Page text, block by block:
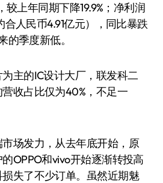
较上年同期下降19.9%；净利润
合人民币4.91亿元），同比暴跌
的季度新低。
主的IC设计大厂，联发科二
收占比仅为40%，不足一
场发力，从去年底开始，原
OPPO和vivo开始逐渐转投高
失了不少订单。虽然近期魅